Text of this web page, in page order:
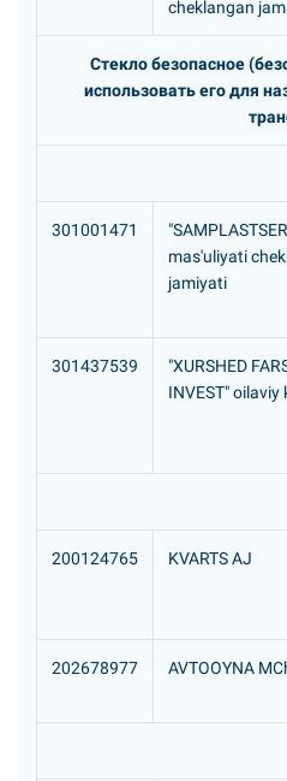
cheklangan
Стекло безопасное
использовать его для
301001471
mas'uliyati
jamiyati
301437539
"XURSHED
INVEST"
200124765 KVARTS AJ
202678977 AVTOOYNA